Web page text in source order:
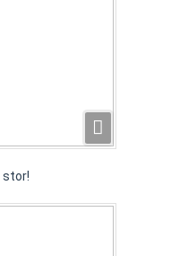
stor!